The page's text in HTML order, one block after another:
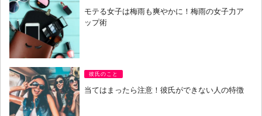
モテる女子は梅雨も爽やかに！梅雨の女子力ア
ップ術
彼氏のこと
当てはまったら注意！彼氏ができない人の特徴